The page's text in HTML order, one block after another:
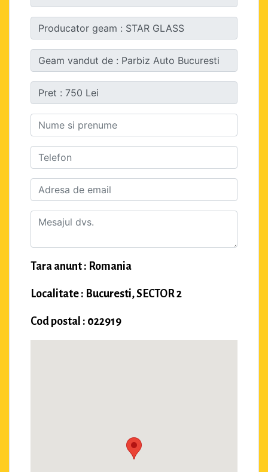
Tara anunt : Romania
Localitate : Bucuresti, SECTOR 2
Cod postal : 022919